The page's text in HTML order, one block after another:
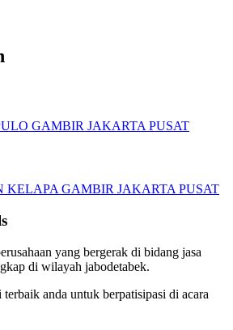
GAMBIR JAKARTA PUSAT
KELAPA GAMBIR JAKARTA PUSAT
yang bergerak di bidang jasa
di wilayah jabodetabek.
anda untuk berpatisipasi di acara